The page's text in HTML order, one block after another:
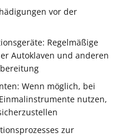
vor der
Regelmäßige
Autoklaven und anderen
Wenn möglich, bei
nutzen,
zur